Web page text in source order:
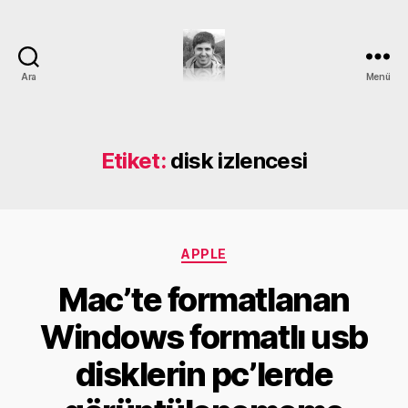
Ara Menü
Etiket: disk izlencesi
Kategoriler
APPLE
Mac’te formatlanan
Windows formatlı usb
disklerin pc’lerde
Y
a
z